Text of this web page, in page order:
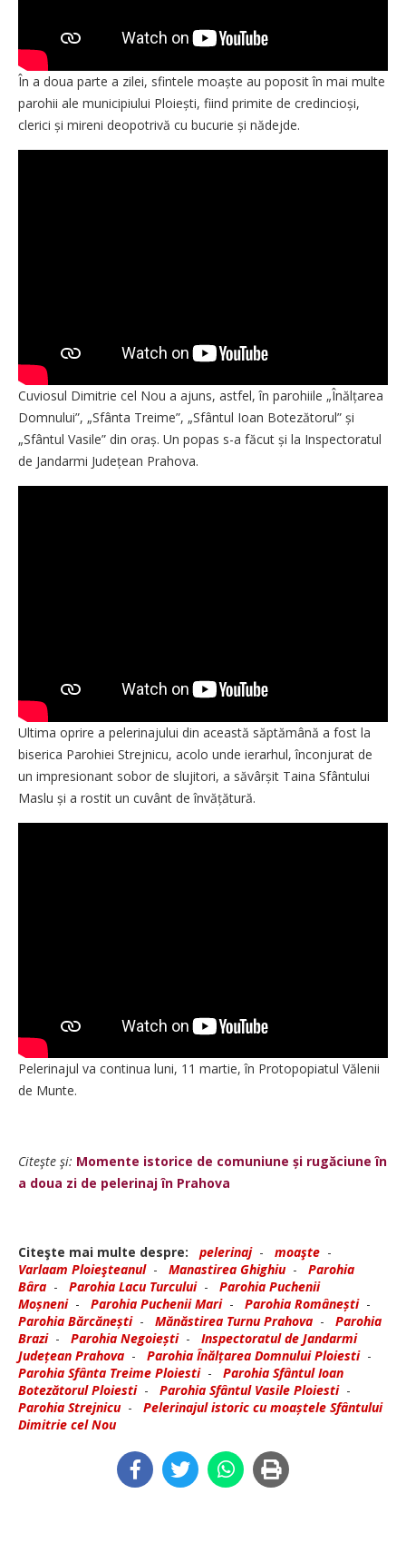
În a doua parte a zilei, sfintele moaște au poposit în mai multe
parohii ale municipiului Ploiești, fiind primite de credincioși,
clerici și mireni deopotrivă cu bucurie și nădejde.
Cuviosul Dimitrie cel Nou a ajuns, astfel, în parohiile „Înălțarea
Domnului”, „Sfânta Treime”, „Sfântul Ioan Botezătorul” și
„Sfântul Vasile” din oraș. Un popas s-a făcut și la Inspectoratul
de Jandarmi Județean Prahova.
Ultima oprire a pelerinajului din această săptămână a fost la
biserica Parohiei Strejnicu, acolo unde ierarhul, înconjurat de
un impresionant sobor de slujitori, a săvârșit Taina Sfântului
Maslu și a rostit un cuvânt de învă­țătură.
Pelerinajul va continua luni, 11 martie, în Protopopiatul Vălenii
de Munte.
Citeşte şi: Momente istorice de comuniune și rugăciune în
a doua zi de pelerinaj în Prahova
Citeşte mai multe despre: pelerinaj- moaşte -
Varlaam Ploieşteanul- Manastirea Ghighiu- Parohia
Bâra - Parohia Lacu Turcului- Parohia Puchenii
Moșneni- Parohia Puchenii Mari- Parohia Românești-
Parohia Bărcănești- Mănăstirea Turnu Prahova - Parohia
Brazi- Parohia Negoiești- Inspectoratul de Jandarmi
Județean Prahova - Parohia Înălțarea Domnului Ploiesti-
Parohia Sfânta Treime Ploiesti- Parohia Sfântul Ioan
Botezătorul Ploiesti- Parohia Sfântul Vasile Ploiesti-
Parohia Strejnicu- Pelerinajul istoric cu moaștele Sfântului
Dimitrie cel Nou